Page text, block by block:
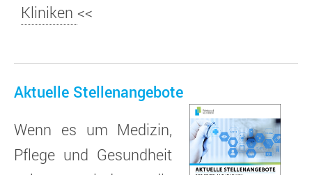
Kliniken <<
Aktuelle Stellenangebote
Wenn es um Medizin,
Pflege und Gesundheit